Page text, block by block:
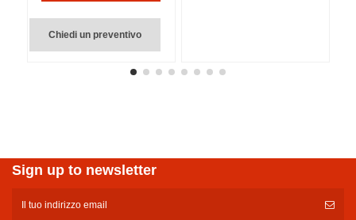
Chiedi un preventivo
Sign up to newsletter